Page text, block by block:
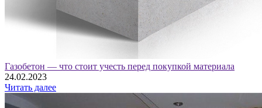
Газобетон — что стоит учесть перед покупкой материала
24.02.2023
Читать далее